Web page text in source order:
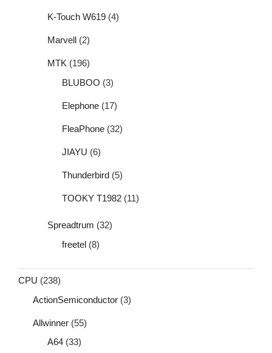
K-Touch W619 (4)
Marvell (2)
MTK (196)
BLUBOO (3)
Elephone (17)
FleaPhone (32)
JIAYU (6)
Thunderbird (5)
TOOKY T1982 (11)
Spreadtrum (32)
freetel (8)
CPU (238)
ActionSemiconductor (3)
Allwinner (55)
A64 (33)